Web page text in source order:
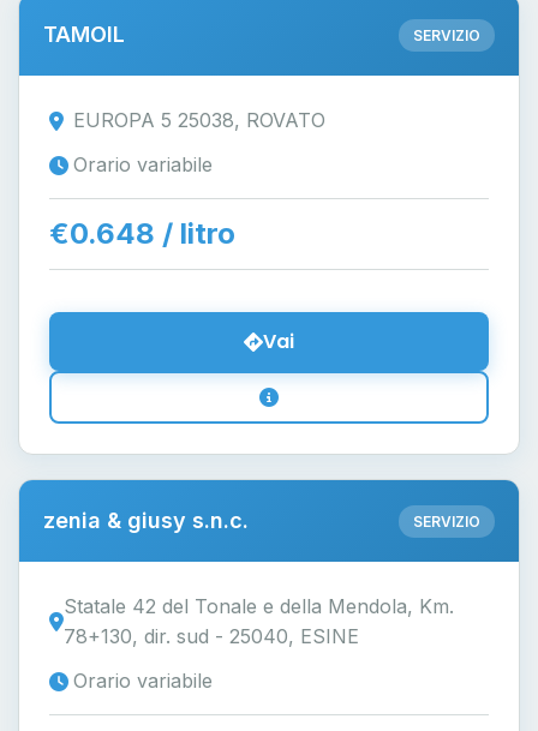
TAMOIL SERVIZIO
EUROPA 5 25038, ROVATO
Orario variabile
€0.648 / litro
Vai
zenia & giusy s.n.c. SERVIZIO
Statale 42 del Tonale e della Mendola, Km.
78+130, dir. sud - 25040, ESINE
Orario variabile